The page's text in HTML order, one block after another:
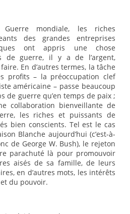
Guerre mondiale, les riches
des grandes entreprises
ont appris une chose
de guerre, il y a de l’argent,
En d’autres termes, la tâche
profits – la préoccupation clef
américaine – passe beaucoup
de guerre qu’en temps de paix ;
collaboration bienveillante de
les riches et puissants de
bien conscients. Tel est le cas
Blanche aujourd’hui (c’est-à-
de George W. Bush), le rejeton
parachuté là pour promouvoir
aisés de sa famille, de leurs
en d’autres mots, les intérêts
du pouvoir.